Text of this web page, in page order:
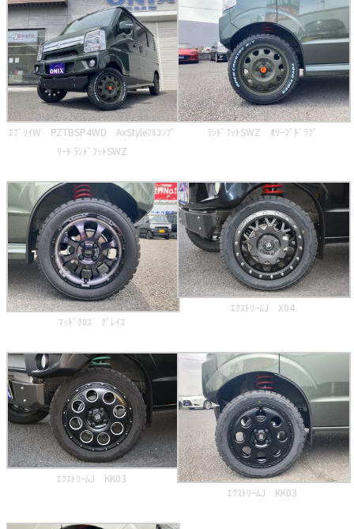
ｴﾌﾞﾘｲW PZTBSP4WD AxStyleﾌﾙｺﾝﾌﾟ
ﾘｰﾄ ﾗﾝﾄﾞﾌｯﾄSWZ
ﾗﾝﾄﾞﾌｯﾄSWZ ｵﾘｰﾌﾞﾄﾞﾗﾌﾞ
ﾏｯﾄﾞｸﾛｽ ｸﾞﾚｲｽ
ｴｸｽﾄﾘｰﾑJ X04
ｴｸｽﾄﾘｰﾑJ KK03
ｴｸｽﾄﾘｰﾑJ KK03